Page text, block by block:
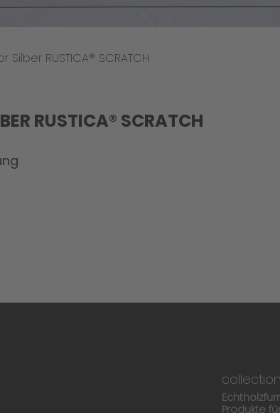
RUSTICA® SCRATCH
RUSTICA® SCRATCH
collection
Produkte